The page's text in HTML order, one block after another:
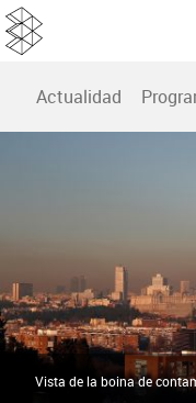
Actualidad
Vista de la boina de